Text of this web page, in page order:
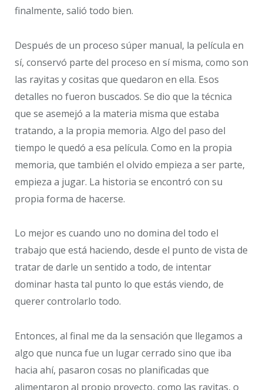
finalmente, salió todo bien.
Después de un proceso súper manual, la película en
sí, conservó parte del proceso en sí misma, como son
las rayitas y cositas que quedaron en ella. Esos
detalles no fueron buscados. Se dio que la técnica
que se asemejó a la materia misma que estaba
tratando, a la propia memoria. Algo del paso del
tiempo le quedó a esa película. Como en la propia
memoria, que también el olvido empieza a ser parte,
empieza a jugar. La historia se encontró con su
propia forma de hacerse.
Lo mejor es cuando uno no domina del todo el
trabajo que está haciendo, desde el punto de vista de
tratar de darle un sentido a todo, de intentar
dominar hasta tal punto lo que estás viendo, de
querer controlarlo todo.
Entonces, al final me da la sensación que llegamos a
algo que nunca fue un lugar cerrado sino que iba
hacia ahí, pasaron cosas no planificadas que
alimentaron al propio proyecto, como las rayitas, o